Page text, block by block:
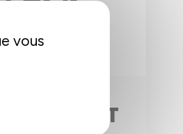
MOIS HT
vous